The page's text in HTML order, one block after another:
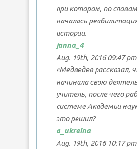
при котором, по
началась
истории.
janna_4
Aug. 19th, 2016 09:47 pm
«Медведев рассказал,
начинала свою
учитель, после чего
системе Академии
это решил?
a_ukraina
Aug. 19th, 2016 10:17 pm